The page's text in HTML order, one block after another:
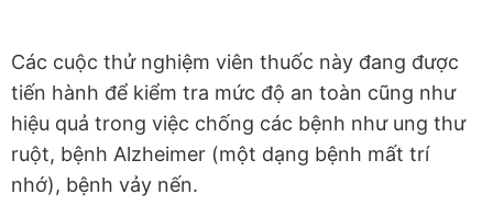
Các cuộc thử nghiệm viên thuốc này đang được
tiến hành để kiểm tra mức độ an toàn cũng như
hiệu quả trong việc chống các bệnh như ung thư
ruột, bệnh Alzheimer (một dạng bệnh mất trí
nhớ), bệnh vảy nến.